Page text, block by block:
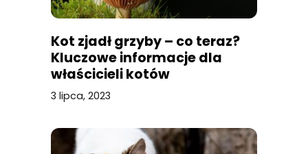
Kot zjadł grzyby – co teraz?
Kluczowe informacje dla
właścicieli kotów
3 lipca, 2023